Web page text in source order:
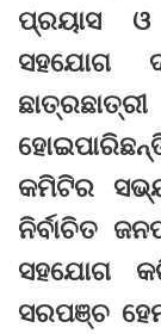
ପ୍ରୟାସ
ସହଯୋଗ
କମିଟିର
ନିର୍ବାଚିତ
ସହଯୋଗ
ସରପଞ୍ଚ